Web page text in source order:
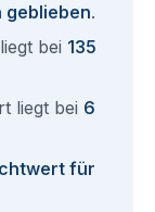
geblieben.
bei 135
liegt bei 6
für